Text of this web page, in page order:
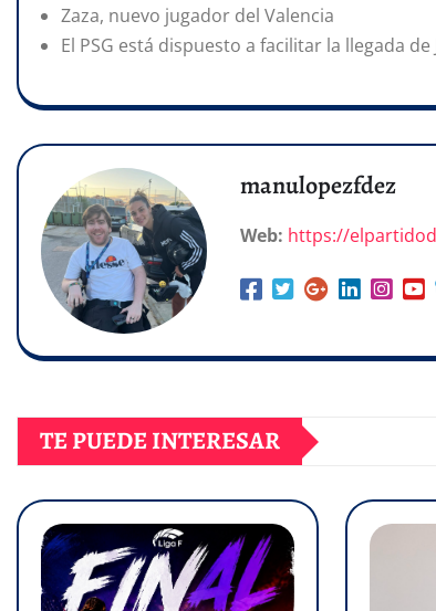
Zaza, nuevo jugador del Valencia
El PSG está dispuesto a facilitar la llegada de
manulopezfdez
Web: https://
TE PUEDE INTERESAR